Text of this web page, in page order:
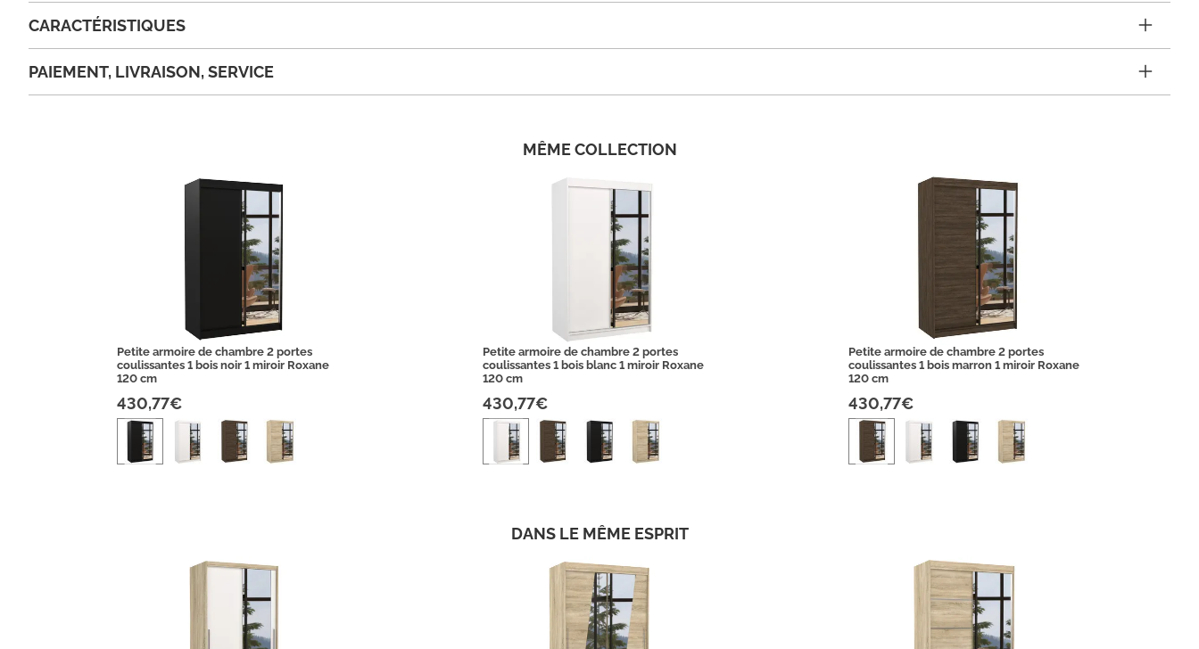
CARACTÉRISTIQUES
PAIEMENT, LIVRAISON, SERVICE
MÊME COLLECTION
Petite armoire de chambre 2 portes
coulissantes 1 bois noir 1 miroir Roxane
120 cm
430,77€
Petite armoire de chambre 2 portes
coulissantes 1 bois blanc 1 miroir Roxane
120 cm
430,77€
Petite armoire de chambre 2 portes
coulissantes 1 bois marron 1 miroir Roxane
120 cm
430,77€
DANS LE MÊME ESPRIT